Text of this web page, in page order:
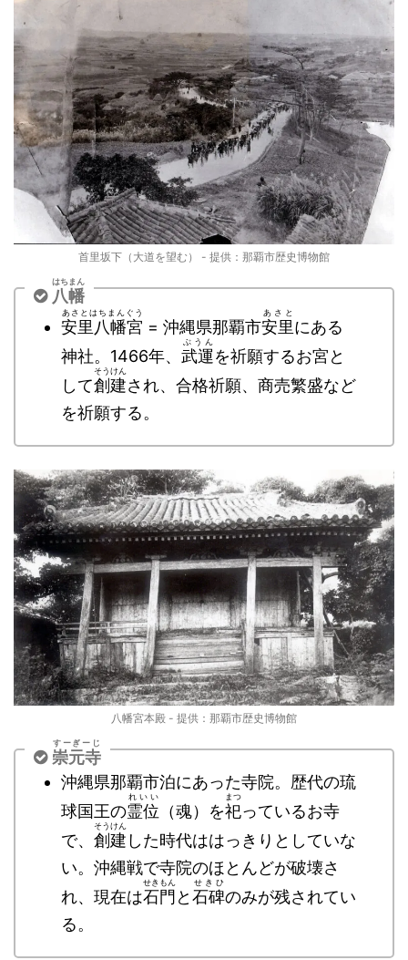
首里坂下（大道を望む） - 提供：那覇市歴史博物館
八幡
はちまん
安里八幡宮
あさとはちまんぐう
= 沖縄県那覇市安里
あさと
にある
神社。1466年、 武運
ぶうん
を祈願するお宮と
して創建
そうけん
され、合格祈願、商売繁盛など
を祈願する。
八幡宮本殿 - 提供：那覇市歴史博物館
崇元寺
すーぎーじ
沖縄県那覇市泊にあった寺院。歴代の琉
球国王の霊位
れいい
（魂）を祀
まつ
っているお寺
で、 創建
そうけん
した時代ははっきりとしていな
い。沖縄戦で寺院のほとんどが破壊さ
れ、現在は石門
せきもん
と石碑
せきひ
のみが残されてい
る。